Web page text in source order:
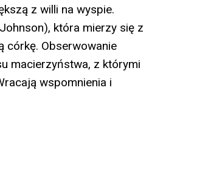
z willi na wyspie.
która mierzy się z
córkę. Obserwowanie
macierzyństwa, z którymi
wspomnienia i